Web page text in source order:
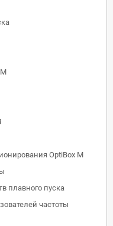
OptiBox M
плавного пуска
частоты